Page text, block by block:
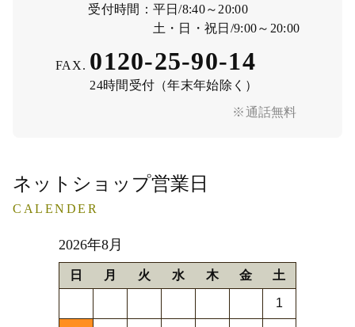
※通話無料
受付時間： 平日/8:40～20:00
土・日・祝日/9:00～20:00
FAX. 0120-25-90-14
24時間受付（年末年始除く）
ネットショップ営業日
CALENDER
2026年8月
日 月 火 水 木 金 土
1